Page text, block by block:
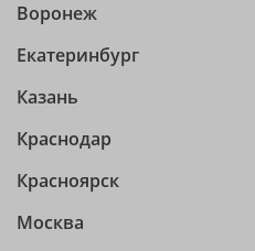
Воронеж
Екатеринбург
Казань
Краснодар
Красноярск
Москва